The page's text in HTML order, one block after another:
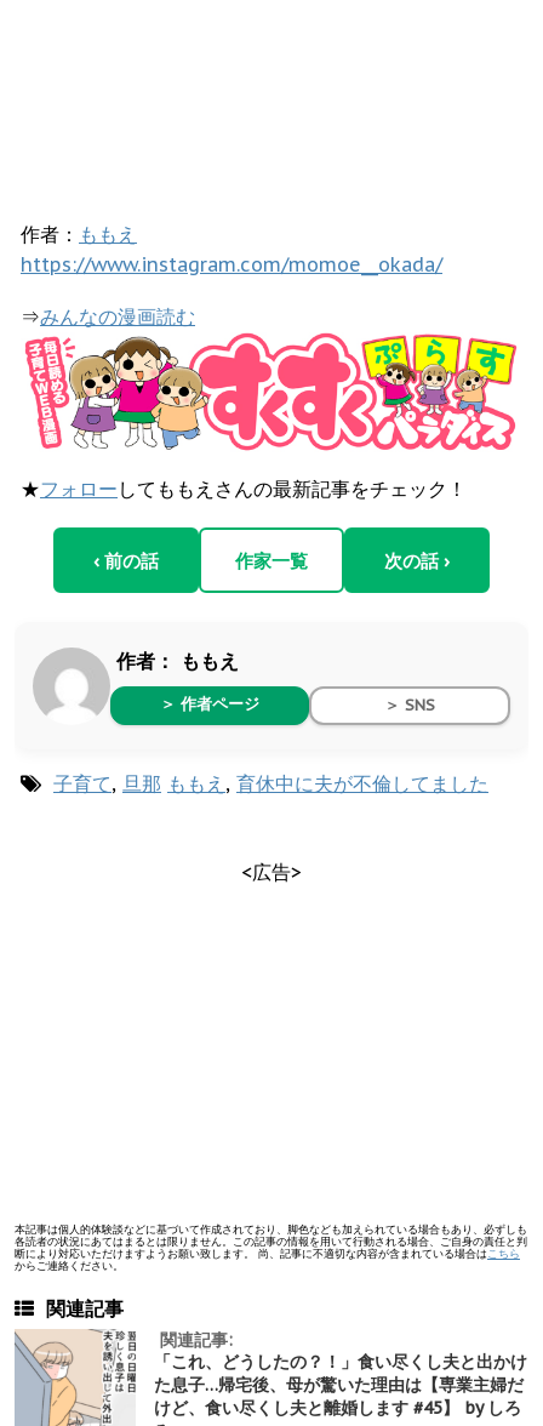
作者： ももえ
https://www.instagram.com/momoe__okada/
⇒みんなの漫画読む
★フォロー してももえさんの最新記事をチェック！
‹ 前の話 作家一覧 次の話 ›
作者： ももえ
＞ 作者ページ ＞ SNS
子育て, 旦那 ももえ , 育休中に夫が不倫してました
<広告>
本記事は個人的体験談などに基づいて作成されており、脚色なども加えられている場合もあり、必ずしも
各読者の状況にあてはまるとは限りません。この記事の情報を用いて行動される場合、ご自身の責任と判
断により対応いただけますようお願い致します。 尚、記事に不適切な内容が含まれている場合はこちら
からご連絡ください。
関連記事
関連記事:
「これ、どうしたの？！」食い尽くし夫と出かけ
た息子…帰宅後、母が驚いた理由は【専業主婦だ
けど、食い尽くし夫と離婚します #45】 by しろ